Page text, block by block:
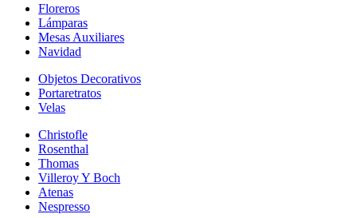
Floreros
Lámparas
Mesas Auxiliares
Navidad
Objetos Decorativos
Portaretratos
Velas
Christofle
Rosenthal
Thomas
Villeroy Y Boch
Atenas
Nespresso